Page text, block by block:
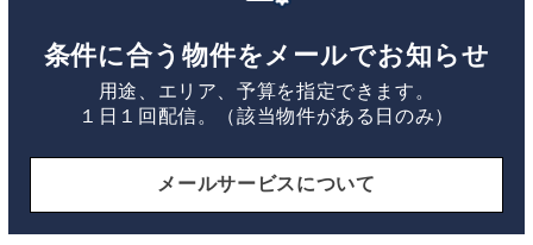
条件に合う物件をメールでお知らせ
用途、エリア、予算を指定できます。
１日１回配信。（該当物件がある日のみ）
メールサービスについて